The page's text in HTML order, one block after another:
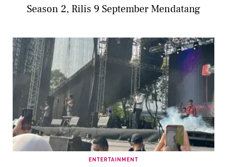
Season 2, Rilis 9 September Mendatang
ENTERTAINMENT